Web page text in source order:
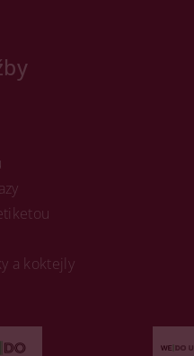
a koktejly